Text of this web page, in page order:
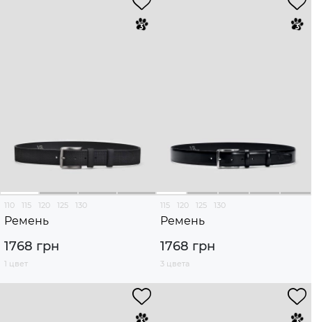
110 115 120 125 130
Ремень
1768 грн
1 цвет
115 120 125 130
Ремень
1768 грн
3 цвета